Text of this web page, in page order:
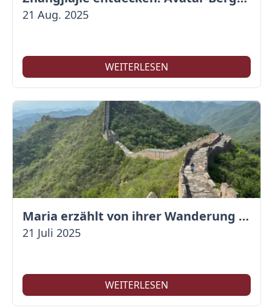
21 Aug. 2025
WEITERLESEN
Maria erzählt von ihrer Wanderung auf der Großen Mauer
21 Juli 2025
WEITERLESEN